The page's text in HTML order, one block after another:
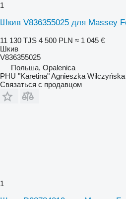
1
Шкив V836355025 для Massey
11 130 TJS 4 500 PLN ≈ 1 045 €
Шкив
V836355025
Польша, Opalenica
PHU "Karetina" Agnieszka Wilczyńska
Связаться с продавцом
1